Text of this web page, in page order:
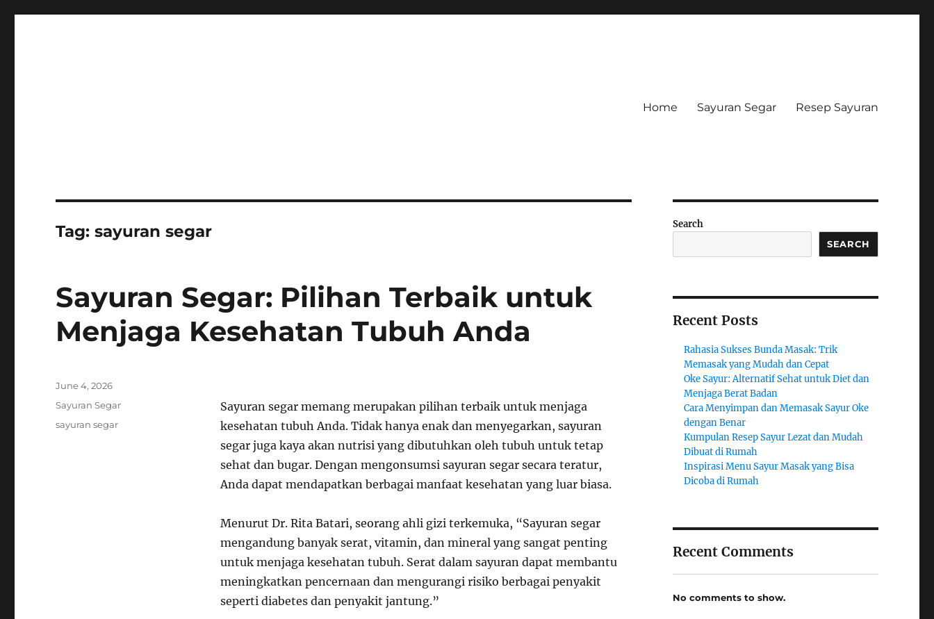
Home Sayuran Segar Resep Sayuran
Tag:sayuran segar
Sayuran Segar: Pilihan Terbaik untuk
Menjaga Kesehatan Tubuh Anda
Sayuran segar memang merupakan pilihan terbaik untuk menjaga
kesehatan tubuh Anda. Tidak hanya enak dan menyegarkan, sayuran
segar juga kaya akan nutrisi yang dibutuhkan oleh tubuh untuk tetap
sehat dan bugar. Dengan mengonsumsi sayuran segar secara teratur,
Anda dapat mendapatkan berbagai manfaat kesehatan yang luar biasa.
Menurut Dr. Rita Batari, seorang ahli gizi terkemuka, “Sayuran segar
mengandung banyak serat, vitamin, dan mineral yang sangat penting
untuk menjaga kesehatan tubuh. Serat dalam sayuran dapat membantu
meningkatkan pencernaan dan mengurangi risiko berbagai penyakit
seperti diabetes dan penyakit jantung.”
Posted
June 4, 2026
Categories
Sayuran Segar
Tags
sayuran segar
Search
SEARCH
Recent Posts
Rahasia Sukses Bunda Masak: Trik
Memasak yang Mudah dan Cepat
Oke Sayur: Alternatif Sehat untuk Diet dan
Menjaga Berat Badan
Cara Menyimpan dan Memasak Sayur Oke
dengan Benar
Kumpulan Resep Sayur Lezat dan Mudah
Dibuat di Rumah
Inspirasi Menu Sayur Masak yang Bisa
Dicoba di Rumah
Recent Comments
No comments to show.